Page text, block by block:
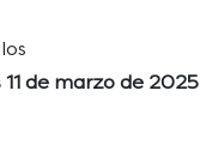
de marzo de 2025